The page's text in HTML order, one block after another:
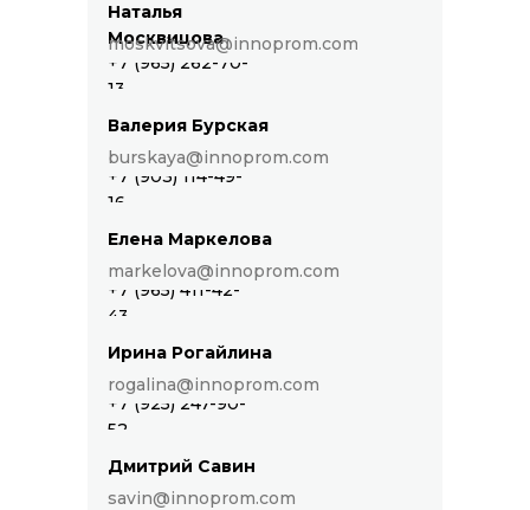
Наталья
Москвицова
moskvitsova@innoprom.com
+7 (965) 262-70-
13
Валерия Бурская
burskaya@innoprom.com
+7 (903) 114-49-
16
Дмитрий Савин
savin@innoprom.com
+7 (965) 411-42-
43
+7 (925) 247-90-
52
rogalina@innoprom.com
Ирина Рогайлина
markelova@innoprom.com
Елена Маркелова
УЧАСТИЕ В ВЫСТАВКЕ:
ОБОРУДОВАННЫЙ СТЕНД